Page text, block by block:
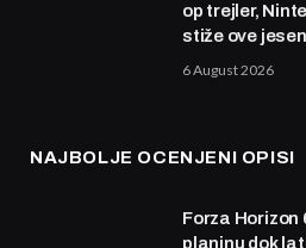
op trejler,
stiže ove
6 August 2026
NAJBOLJE OCENJENI OPISI
Forza Horizon
planinu dok